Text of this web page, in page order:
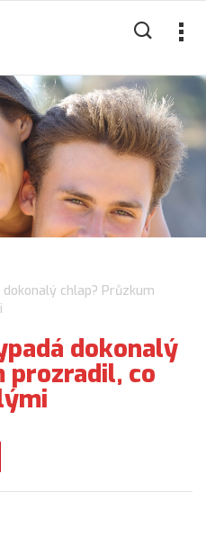
chlap? Průzkum
dokonalý
prozradil, co